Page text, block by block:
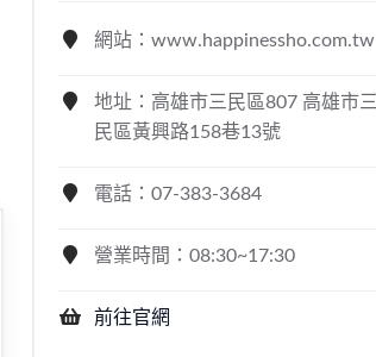
網站：www.happinessho.com.tw
地址：高雄市三民區807 高雄市三
民區黃興路158巷13號
電話：07-383-3684
營業時間：08:30~17:30
前往官網